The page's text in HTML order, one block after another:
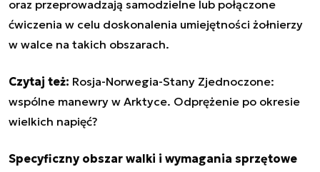
oraz przeprowadzają samodzielne lub połączone
ćwiczenia w celu doskonalenia umiejętności żołnierzy
w walce na takich obszarach.
Czytaj też: Rosja-Norwegia-Stany Zjednoczone:
wspólne manewry w Arktyce. Odprężenie po okresie
wielkich napięć?
Specyficzny obszar walki i wymagania sprzętowe